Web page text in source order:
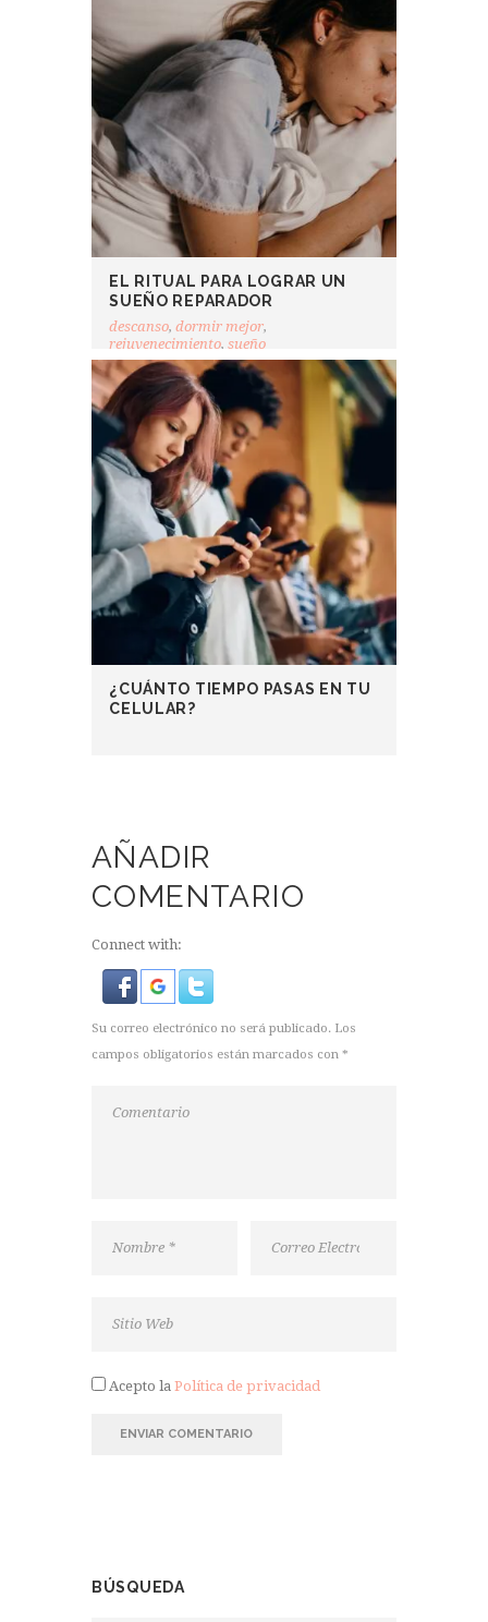
EL RITUAL PARA LOGRAR UN
SUEÑO REPARADOR
descanso,dormir mejor,
rejuvenecimiento,sueño
¿CUÁNTO TIEMPO PASAS EN TU
CELULAR?
AÑADIR
COMENTARIO
Connect with:
Su correo electrónico no será publicado. Los
campos obligatorios están marcados con *
Acepto la Política de privacidad
BÚSQUEDA